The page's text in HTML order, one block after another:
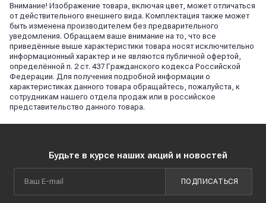
Внимание! Изображение товара, включая цвет, может отличаться
от действительного внешнего вида. Комплектация также может
быть изменена производителем без предварительного
уведомления. Обращаем ваше внимание на то, что все
приведённые выше характеристики товара носят исключительно
информационный характер и не являются публичной офертой,
определённой п. 2 ст. 437 Гражданского кодекса Российской
Федерации. Для получения подробной информации о
характеристиках данного товара обращайтесь, пожалуйста, к
сотрудникам нашего отдела продаж или в российское
представительство данного товара.
Будьте в курсе наших акций и новостей
ПОДПИСАТЬСЯ